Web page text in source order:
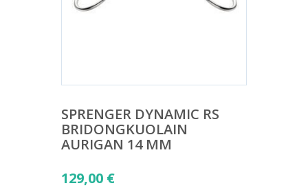
SPRENGER DYNAMIC RS
BRIDONGKUOLAIN
AURIGAN 14 MM
129,00 €